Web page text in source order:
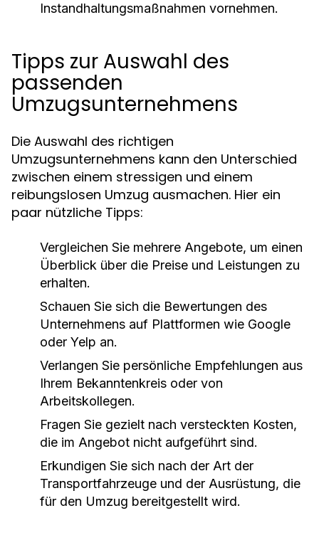
Instandhaltungsmaßnahmen vornehmen.
Tipps zur Auswahl des
passenden
Umzugsunternehmens
Die Auswahl des richtigen
Umzugsunternehmens kann den Unterschied
zwischen einem stressigen und einem
reibungslosen Umzug ausmachen. Hier ein
paar nützliche Tipps:
Vergleichen Sie mehrere Angebote, um einen
Überblick über die Preise und Leistungen zu
erhalten.
Schauen Sie sich die Bewertungen des
Unternehmens auf Plattformen wie Google
oder Yelp an.
Verlangen Sie persönliche Empfehlungen aus
Ihrem Bekanntenkreis oder von
Arbeitskollegen.
Fragen Sie gezielt nach versteckten Kosten,
die im Angebot nicht aufgeführt sind.
Erkundigen Sie sich nach der Art der
Transportfahrzeuge und der Ausrüstung, die
für den Umzug bereitgestellt wird.